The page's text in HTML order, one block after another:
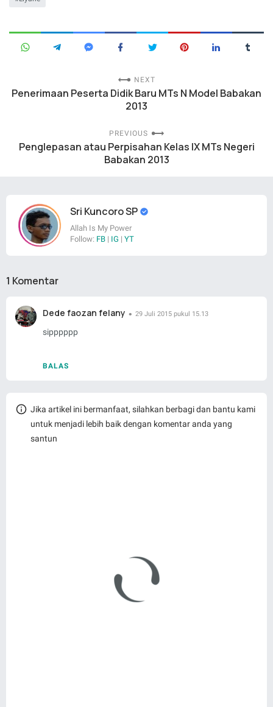
NEXT
Penerimaan Peserta Didik Baru MTs N Model Babakan
2013
PREVIOUS
Penglepasan atau Perpisahan Kelas IX MTs Negeri
Babakan 2013
Sri Kuncoro SP
Allah Is My Power
Follow: FB | IG | YT
1 Komentar
Dede faozan felany 29 Juli 2015 pukul 15.13
sipppppp
BALAS
Jika artikel ini bermanfaat, silahkan berbagi dan bantu kami
untuk menjadi lebih baik dengan komentar anda yang
santun